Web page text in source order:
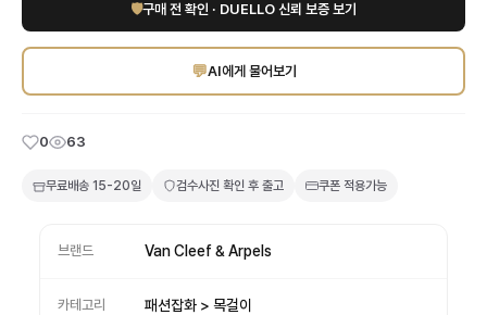
🛡구매 전 확인 · DUELLO 신뢰 보증 보기
💬AI에게 물어보기
0 63
무료배송 15-20일 검수사진 확인 후 출고 쿠폰 적용가능
브랜드 Van Cleef & Arpels
카테고리 패션잡화 > 목걸이